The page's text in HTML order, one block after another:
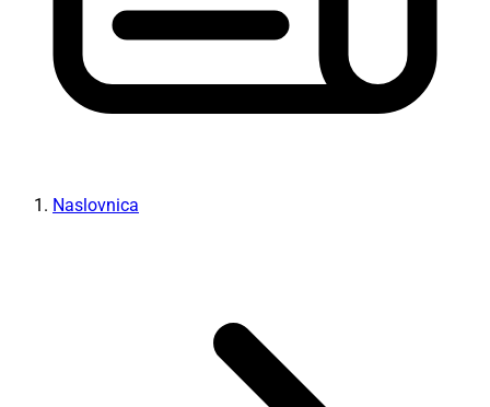
Naslovnica